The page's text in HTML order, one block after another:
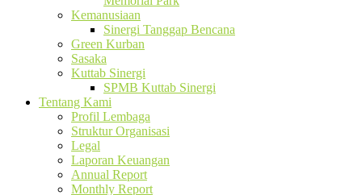
Kemanusiaan
Sinergi Tanggap Bencana
Green Kurban
Sasaka
Kuttab Sinergi
SPMB Kuttab Sinergi
Tentang Kami
Profil Lembaga
Struktur Organisasi
Legal
Laporan Keuangan
Annual Report
Monthly Report